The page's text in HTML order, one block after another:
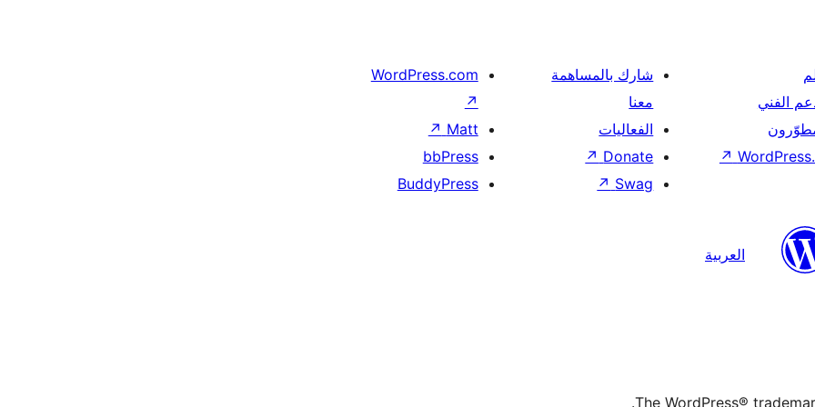
الفني
↗
شارك بالمساهمة
معنا
الفعاليات
Donate
↗
Swag
↗
WordPress.com
↗
Matt
↗
bbPress
BuddyPress
العربية
The WordPress®